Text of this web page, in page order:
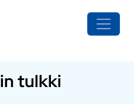
tulkki